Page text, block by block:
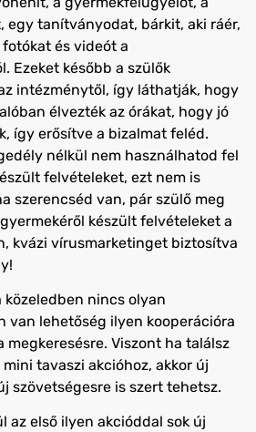
egy tanítványodat, bárkit, aki ráér,
és videót a
Ezeket később a szülők
intézménytől, így láthatják, hogy
élvezték az órákat, hogy jó
így erősítve a bizalmat feléd.
nélkül nem használhatod fel
felvételeket, ezt nem is
szerencséd van, pár szülő meg
készült felvételeket a
kvázi vírusmarketinget biztosítva
közeledben nincs olyan
van lehetőség ilyen kooperációra
Viszont ha találsz
mini tavaszi akcióhoz, akkor új
szövetségesre is szert tehetsz.
az első ilyen akcióddal sok új